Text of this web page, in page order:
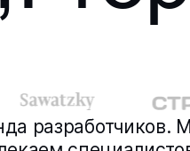
разработчиков.